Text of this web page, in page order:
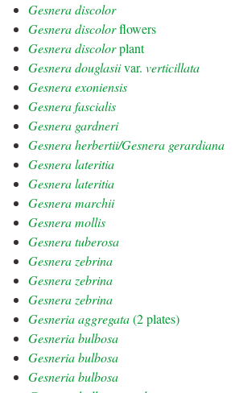
Gesnera discolor
Gesnera discolorflowers
Gesnera discolorplant
Gesnera douglasiivar. verticillata
Gesnera exoniensis
Gesnera fascialis
Gesnera gardneri
Gesnera herbertii/Gesnera gerardiana
Gesnera lateritia
Gesnera lateritia
Gesnera marchii
Gesnera mollis
Gesnera tuberosa
Gesnera zebrina
Gesnera zebrina
Gesnera zebrina
Gesneria aggregata(2 plates)
Gesneria bulbosa
Gesneria bulbosa
Gesneria bulbosa